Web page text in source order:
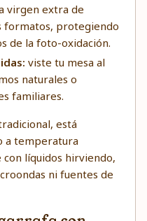
virgen extra de
formatos, protegiendo
de la foto-oxidación.
viste tu mesa al
naturales o
familiares.
está
a temperatura
líquidos hirviendo,
ni fuentes de